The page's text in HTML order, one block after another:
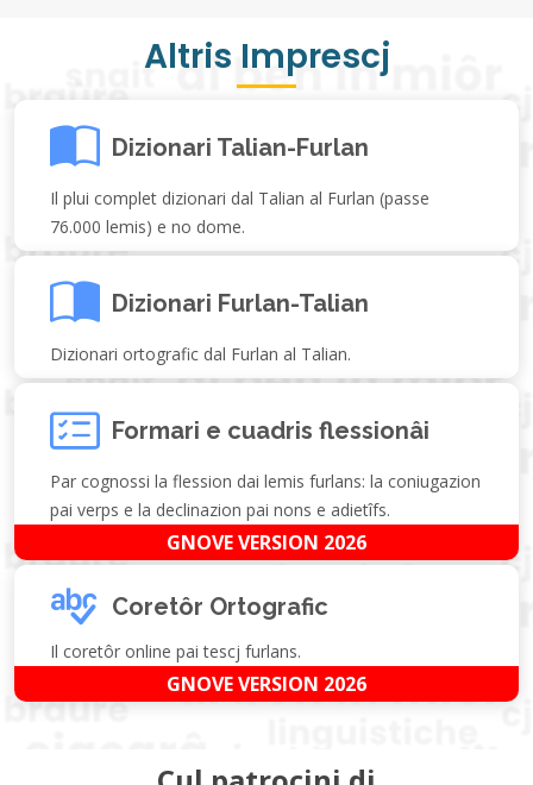
Altris Imprescj
Dizionari Talian-Furlan
Il plui complet dizionari dal Talian al Furlan (passe
76.000 lemis) e no dome.
Dizionari Furlan-Talian
Dizionari ortografic dal Furlan al Talian.
Formari e cuadris flessionâi
Par cognossi la flession dai lemis furlans: la coniugazion
pai verps e la declinazion pai nons e adietîfs.
GNOVE VERSION 2026
Coretôr Ortografic
Il coretôr online pai tescj furlans.
GNOVE VERSION 2026